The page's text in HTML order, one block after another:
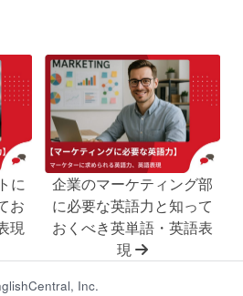
に
お
現
企業のマーケティング部
に必要な英語力と知って
おくべき英単語・英語表
現
Inc.